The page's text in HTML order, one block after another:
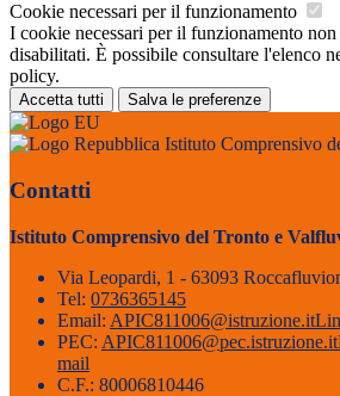
Cookie necessari per il funzionamento
I cookie necessari per il funzionamento non
disabilitati. È possibile consultare l'elenco
policy.
Accetta tutti Salva le preferenze
Istituto Comprensivo
Contatti
Istituto Comprensivo del Tronto e
Via Leopardi, 1 - 63093
Tel: 0736365145
Email: APIC811006@istruzione.it
PEC: APIC811006@pec.istruzione.it
mail
C.F.: 80006810446